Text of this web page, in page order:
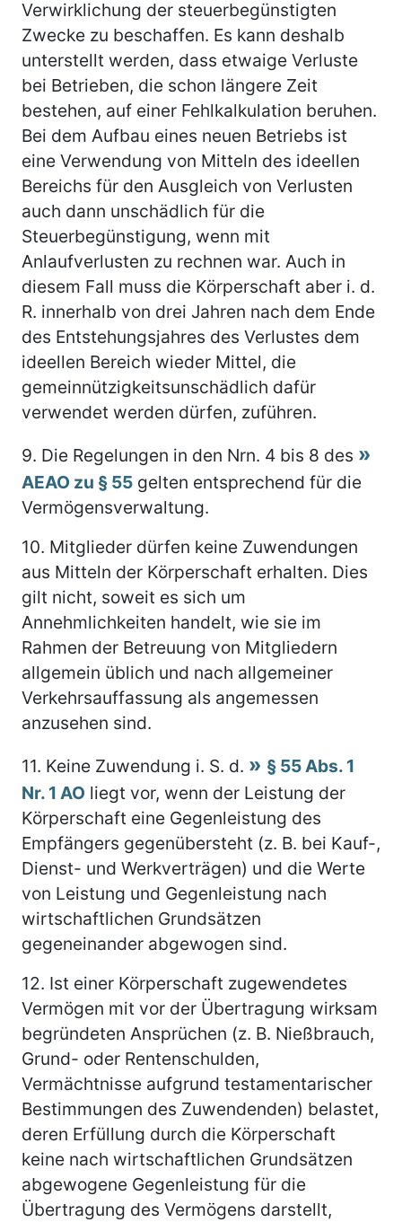
Verwirklichung der steuerbegünstigten
Zwecke zu beschaffen. Es kann deshalb
unterstellt werden, dass etwaige Verluste
bei Betrieben, die schon längere Zeit
bestehen, auf einer Fehlkalkulation beruhen.
Bei dem Aufbau eines neuen Betriebs ist
eine Verwendung von Mitteln des ideellen
Bereichs für den Ausgleich von Verlusten
auch dann unschädlich für die
Steuerbegünstigung, wenn mit
Anlaufverlusten zu rechnen war. Auch in
diesem Fall muss die Körperschaft aber i. d.
R. innerhalb von drei Jahren nach dem Ende
des Entstehungsjahres des Verlustes dem
ideellen Bereich wieder Mittel, die
gemeinnützigkeitsunschädlich dafür
verwendet werden dürfen, zuführen.
9. Die Regelungen in den Nrn. 4 bis 8 des
AEAO zu § 55 gelten entsprechend für die
Vermögensverwaltung.
10. Mitglieder dürfen keine Zuwendungen
aus Mitteln der Körperschaft erhalten. Dies
gilt nicht, soweit es sich um
Annehmlichkeiten handelt, wie sie im
Rahmen der Betreuung von Mitgliedern
allgemein üblich und nach allgemeiner
Verkehrsauffassung als angemessen
anzusehen sind.
11. Keine Zuwendung i. S. d.
§ 55 Abs. 1
Nr. 1 AO liegt vor, wenn der Leistung der
Körperschaft eine Gegenleistung des
Empfängers gegenübersteht (z. B. bei Kauf-,
Dienst- und Werkverträgen) und die Werte
von Leistung und Gegenleistung nach
wirtschaftlichen Grundsätzen
gegeneinander abgewogen sind.
12. Ist einer Körperschaft zugewendetes
Vermögen mit vor der Übertragung wirksam
begründeten Ansprüchen (z. B. Nießbrauch,
Grund- oder Rentenschulden,
Vermächtnisse aufgrund testamentarischer
Bestimmungen des Zuwendenden) belastet,
deren Erfüllung durch die Körperschaft
keine nach wirtschaftlichen Grundsätzen
abgewogene Gegenleistung für die
Übertragung des Vermögens darstellt,